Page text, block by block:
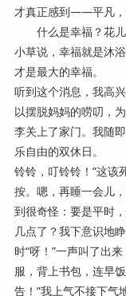
才真正感到——平凡，
什么是幸福？花儿
小草说，幸福就是沐
才是最大的幸福。
听到这个消息，我高
以摆脱妈妈的唠叨，
李关上了家门。我随
乐自由的双休日。
铃铃，叮铃铃！”这该
按。嗯，再睡一会儿
到很奇怪：要是平时
几点了？我下意识地
时“呀！”一声叫了出
服，背上书包，连早
告！”我上气不接下气